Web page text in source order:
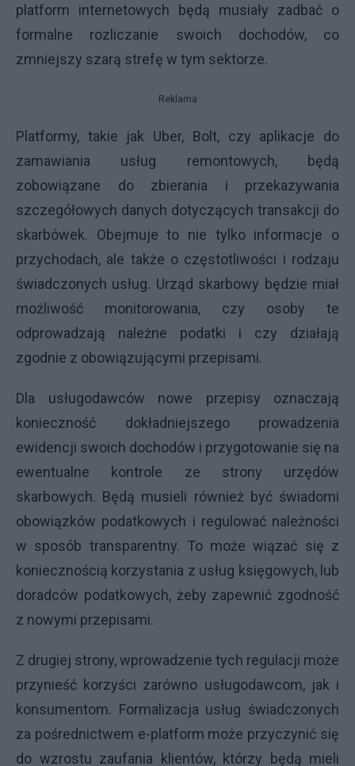
platform internetowych będą musiały zadbać o
formalne rozliczanie swoich dochodów, co
zmniejszy szarą strefę w tym sektorze.
Reklama
Platformy, takie jak Uber, Bolt, czy aplikacje do
zamawiania usług remontowych, będą
zobowiązane do zbierania i przekazywania
szczegółowych danych dotyczących transakcji do
skarbówek. Obejmuje to nie tylko informacje o
przychodach, ale także o częstotliwości i rodzaju
świadczonych usług. Urząd skarbowy będzie miał
możliwość monitorowania, czy osoby te
odprowadzają należne podatki i czy działają
zgodnie z obowiązującymi przepisami.
Dla usługodawców nowe przepisy oznaczają
konieczność dokładniejszego prowadzenia
ewidencji swoich dochodów i przygotowanie się na
ewentualne kontrole ze strony urzędów
skarbowych. Będą musieli również być świadomi
obowiązków podatkowych i regulować należności
w sposób transparentny. To może wiązać się z
koniecznością korzystania z usług księgowych, lub
doradców podatkowych, żeby zapewnić zgodność
z nowymi przepisami.
Z drugiej strony, wprowadzenie tych regulacji może
przynieść korzyści zarówno usługodawcom, jak i
konsumentom. Formalizacja usług świadczonych
za pośrednictwem e-platform może przyczynić się
do wzrostu zaufania klientów, którzy będą mieli